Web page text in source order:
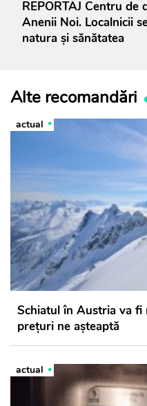
REPORTAJ Centru
Anenii Noi. Localnicii
natura și sănătatea
Alte recomandări
actual
Schiatul în Austria va fi
prețuri ne așteaptă
actual